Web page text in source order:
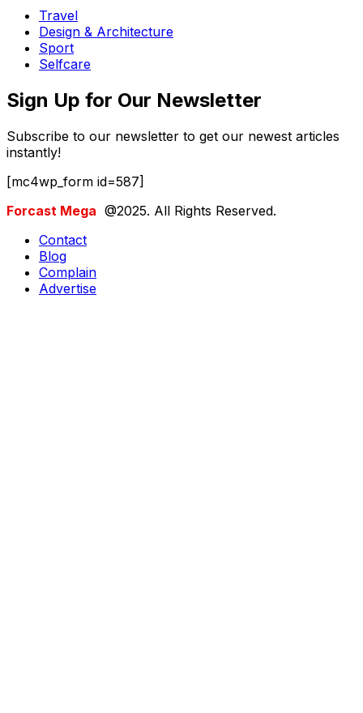
Travel
Design & Architecture
Sport
Selfcare
Sign Up for Our Newsletter
Subscribe to our newsletter to get our newest articles
instantly!
[mc4wp_form id=587]
Forcast Mega @2025. All Rights Reserved.
Contact
Blog
Complain
Advertise